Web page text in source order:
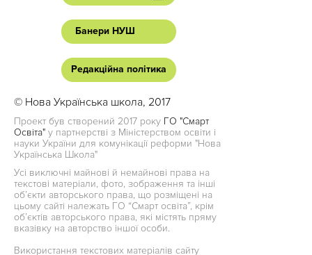
Банери НУШ
Редакційна політика
© Нова Українська школа, 2017
Проект був створений 2017 року ГО "Смарт
Освіта" у партнерстві з Міністерством освіти і
науки України для комунікації реформи "Нова
Українська Школа"
Усі виключні майнові й немайнові права на
текстові матеріали, фото, зображення та інші
об’єкти авторського права, що розміщені на
цьому сайті належать ГО “Смарт освіта”, крім
об’єктів авторського права, які містять пряму
вказівку на авторство іншої особи.
Використання текстових матеріалів сайту